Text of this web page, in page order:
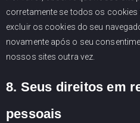
corretamente se todos os
excluir os cookies do seu
novamente após o seu
nossos sites outra vez.
8. Seus direitos em
pessoais